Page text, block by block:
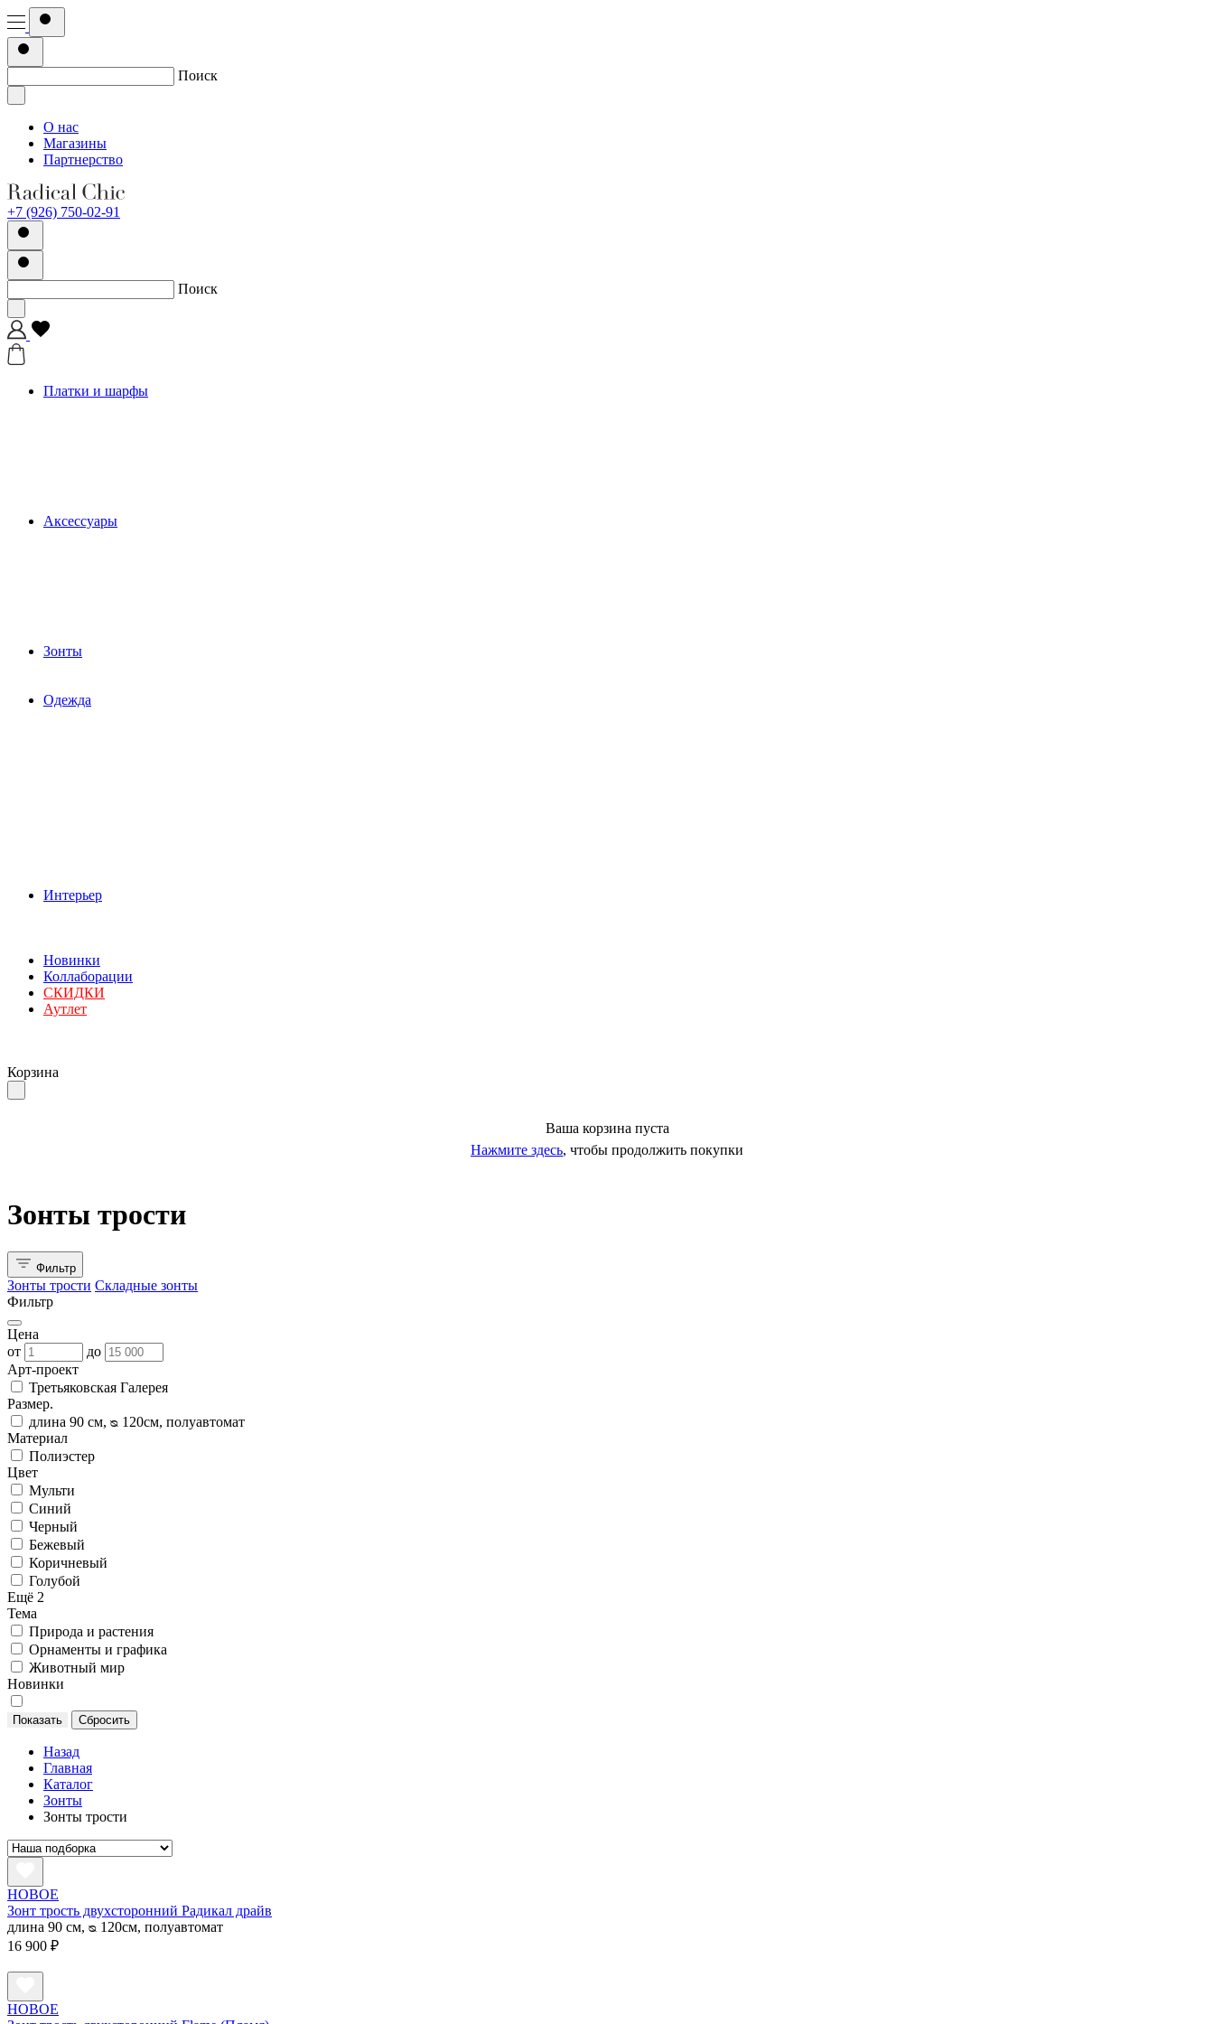
Поиск
О нас
Магазины
Партнерство
+7 (926) 750-02-91
Поиск
Платки и шарфы
Аксессуары
Зонты
Одежда
Интерьер
Новинки
Коллаборации
СКИДКИ
Аутлет
Корзина
Ваша корзина пуста
Нажмите здесь, чтобы продолжить покупки
Зонты трости
Фильтр
Зонты трости Складные зонты
Фильтр
Цена
от
до
Арт-проект
Третьяковская Галерея
Размер.
длина 90 см, ᴓ 120см, полуавтомат
Материал
Полиэстер
Цвет
Мульти
Синий
Черный
Бежевый
Коричневый
Голубой
Ещё 2
Тема
Природа и растения
Орнаменты и графика
Животный мир
Новинки
Назад
Главная
Каталог
Зонты
Зонты трости
НОВОЕ
Зонт трость двухсторонний Радикал драйв
длина 90 см, ᴓ 120см, полуавтомат
16 900 ₽
НОВОЕ